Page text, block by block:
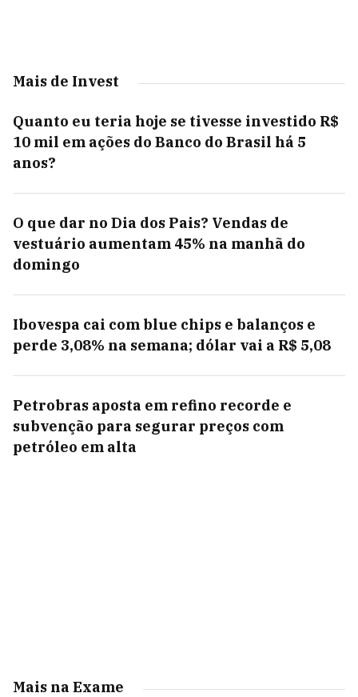
Mais de Invest
Quanto eu teria hoje se tivesse investido R$
10 mil em ações do Banco do Brasil há 5
anos?
O que dar no Dia dos Pais? Vendas de
vestuário aumentam 45% na manhã do
domingo
Ibovespa cai com blue chips e balanços e
perde 3,08% na semana; dólar vai a R$ 5,08
Petrobras aposta em refino recorde e
subvenção para segurar preços com
petróleo em alta
Mais na Exame